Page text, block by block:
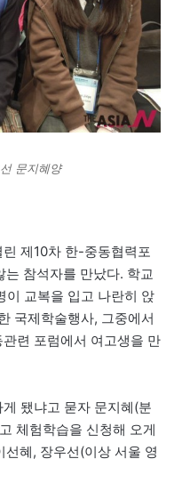
문지혜양
제10차 한-중동협력포
참석자를 만났다. 학교
이 교복을 입고 나란히 앉
국제학술행사, 그중에서
련 포럼에서 여고생을 만
됐냐고 묻자 문지혜(분
체험학습을 신청해 오게
선혜, 장우선(이상 서울 영